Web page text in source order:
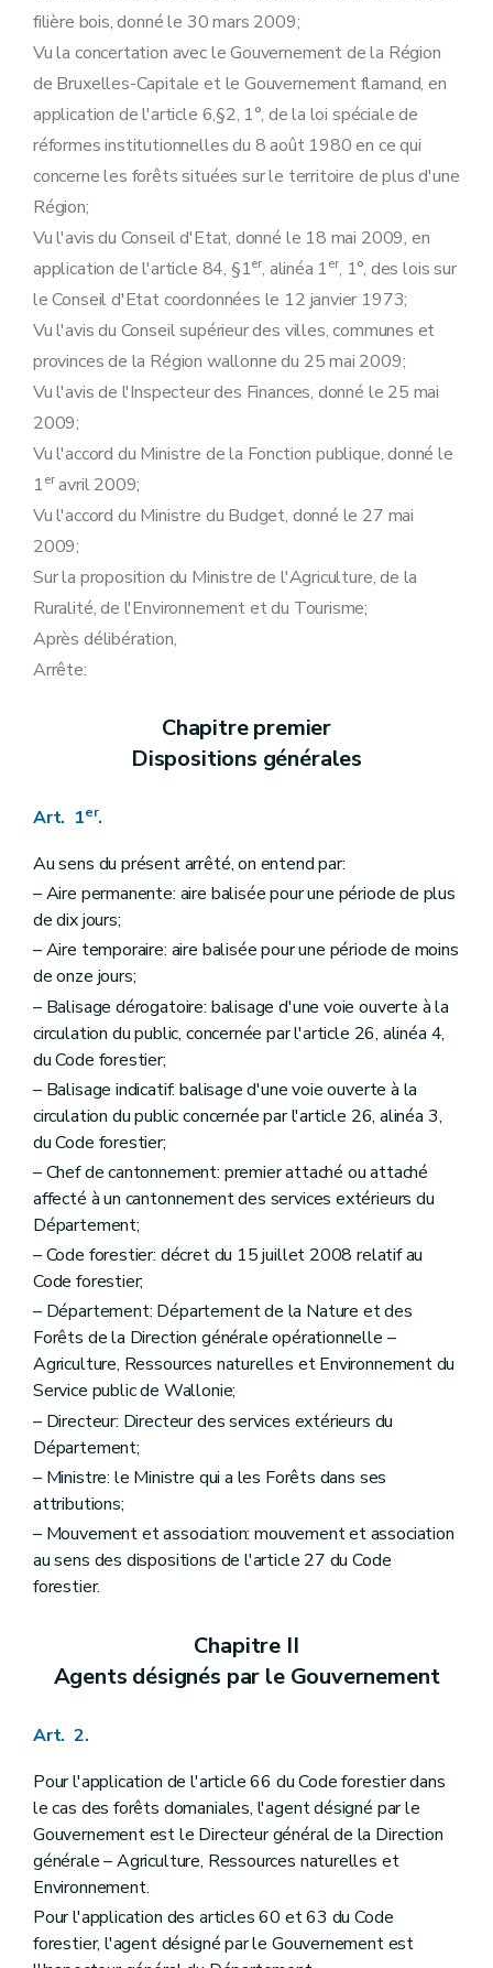
filière bois, donné le 30 mars 2009;
Vu la concertation avec le Gouvernement de la Région
de Bruxelles-Capitale et le Gouvernement flamand, en
application de l'article 6,§2, 1°, de la loi spéciale de
réformes institutionnelles du 8 août 1980 en ce qui
concerne les forêts situées sur le territoire de plus d'une
Région;
Vu l'avis du Conseil d'Etat, donné le 18 mai 2009, en
application de l'article 84, §1er, alinéa 1er, 1°, des lois sur
le Conseil d'Etat coordonnées le 12 janvier 1973;
Vu l'avis du Conseil supérieur des villes, communes et
provinces de la Région wallonne du 25 mai 2009;
Vu l'avis de l'Inspecteur des Finances, donné le 25 mai
2009;
Vu l'accord du Ministre de la Fonction publique, donné le
1eravril 2009;
Vu l'accord du Ministre du Budget, donné le 27 mai
2009;
Sur la proposition du Ministre de l'Agriculture, de la
Ruralité, de l'Environnement et du Tourisme;
Après délibération,
Arrête:
Chapitre premier
Dispositions générales
Art. 1er.
Au sens du présent arrêté, on entend par:
– Aire permanente: aire balisée pour une période de plus
de dix jours;
– Aire temporaire: aire balisée pour une période de moins
de onze jours;
– Balisage dérogatoire: balisage d'une voie ouverte à la
circulation du public, concernée par l'article 26, alinéa 4,
du Code forestier;
– Balisage indicatif: balisage d'une voie ouverte à la
circulation du public concernée par l'article 26, alinéa 3,
du Code forestier;
– Chef de cantonnement: premier attaché ou attaché
affecté à un cantonnement des services extérieurs du
Département;
– Code forestier: décret du 15 juillet 2008 relatif au
Code forestier;
– Département: Département de la Nature et des
Forêts de la Direction générale opérationnelle –
Agriculture, Ressources naturelles et Environnement du
Service public de Wallonie;
– Directeur: Directeur des services extérieurs du
Département;
– Ministre: le Ministre qui a les Forêts dans ses
attributions;
– Mouvement et association: mouvement et association
au sens des dispositions de l'article 27 du Code
forestier.
Chapitre II
Agents désignés par le Gouvernement
Art. 2.
Pour l'application de l'article 66 du Code forestier dans
le cas des forêts domaniales, l'agent désigné par le
Gouvernement est le Directeur général de la Direction
générale – Agriculture, Ressources naturelles et
Environnement.
Pour l'application des articles 60 et 63 du Code
forestier, l'agent désigné par le Gouvernement est